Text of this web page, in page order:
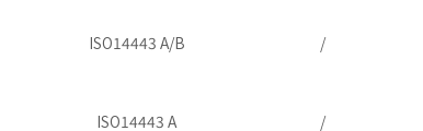
ISO14443 A/B /
ISO14443 A /